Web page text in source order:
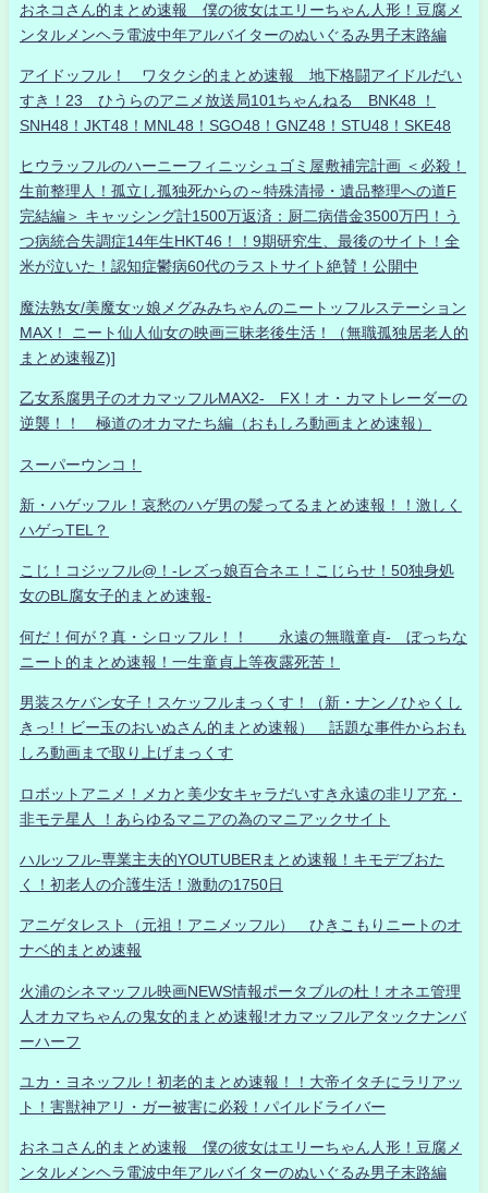
おネコさん的まとめ速報 僕の彼女はエリーちゃん人形！豆腐メ
ンタルメンヘラ電波中年アルバイターのぬいぐるみ男子末路編
アイドッフル！ ワタクシ的まとめ速報 地下格闘アイドルだい
すき！23 ひうらのアニメ放送局101ちゃんねる BNK48 ！
SNH48！JKT48！MNL48！SGO48！GNZ48！STU48！SKE48
ヒウラッフルのハーニーフィニッシュゴミ屋敷補完計画 ＜必殺！
生前整理人！孤立し孤独死からの～特殊清掃・遺品整理への道F
完結編＞ キャッシング計1500万返済：厨二病借金3500万円！う
つ病統合失調症14年生HKT46！！9期研究生、最後のサイト！全
米が泣いた！認知症鬱病60代のラストサイト絶賛！公開中
魔法熟女/美魔女ッ娘メグみみちゃんのニートッフルステーション
MAX！ ニート仙人仙女の映画三昧老後生活！（無職孤独居老人的
まとめ速報Z)]
乙女系腐男子のオカマッフルMAX2- FX！オ・カマトレーダーの
逆襲！！ 極道のオカマたち編（おもしろ動画まとめ速報）
スーパーウンコ！
新・ハゲッフル！哀愁のハゲ男の髪ってるまとめ速報！！激しく
ハゲっTEL？
こじ！コジッフル@！-レズっ娘百合ネエ！こじらせ！50独身処
女のBL腐女子的まとめ速報-
何だ！何が？真・シロッフル！！ 永遠の無職童貞- ぼっちな
ニート的まとめ速報！一生童貞上等夜露死苦！
男装スケバン女子！スケッフルまっくす！（新・ナンノひゃくし
きっ!！ビー玉のおいぬさん的まとめ速報） 話題な事件からおも
しろ動画まで取り上げまっくす
ロボットアニメ！メカと美少女キャラだいすき永遠の非リア充・
非モテ星人 ！あらゆるマニアの為のマニアックサイト
ハルッフル-専業主夫的YOUTUBERまとめ速報！キモデブおた
く！初老人の介護生活！激動の1750日
アニゲタレスト（元祖！アニメッフル） ひきこもりニートのオ
ナベ的まとめ速報
火浦のシネマッフル映画NEWS情報ポータブルの杜！オネエ管理
人オカマちゃんの鬼女的まとめ速報!オカマッフルアタックナンバ
ーハーフ
ユカ・ヨネッフル！初老的まとめ速報！！大帝イタチにラリアッ
ト！害獣神アリ・ガー被害に必殺！パイルドライバー
おネコさん的まとめ速報 僕の彼女はエリーちゃん人形！豆腐メ
ンタルメンヘラ電波中年アルバイターのぬいぐるみ男子末路編